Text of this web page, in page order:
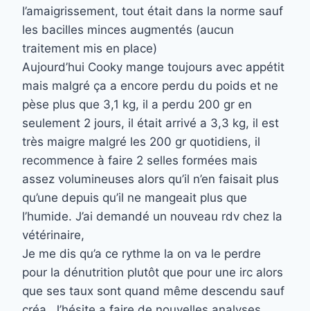
l’amaigrissement, tout était dans la norme sauf
les bacilles minces augmentés (aucun
traitement mis en place)
Aujourd’hui Cooky mange toujours avec appétit
mais malgré ça a encore perdu du poids et ne
pèse plus que 3,1 kg, il a perdu 200 gr en
seulement 2 jours, il était arrivé a 3,3 kg, il est
très maigre malgré les 200 gr quotidiens, il
recommence à faire 2 selles formées mais
assez volumineuses alors qu’il n’en faisait plus
qu’une depuis qu’il ne mangeait plus que
l’humide. J’ai demandé un nouveau rdv chez la
vétérinaire,
Je me dis qu’a ce rythme la on va le perdre
pour la dénutrition plutôt que pour une irc alors
que ses taux sont quand même descendu sauf